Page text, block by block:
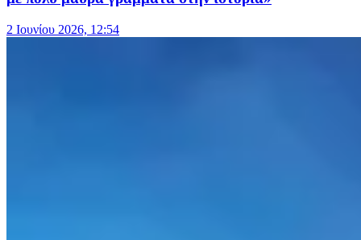
2 Ιουνίου 2026, 12:54